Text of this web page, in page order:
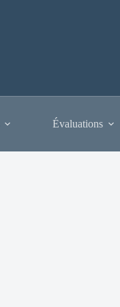
Évaluations